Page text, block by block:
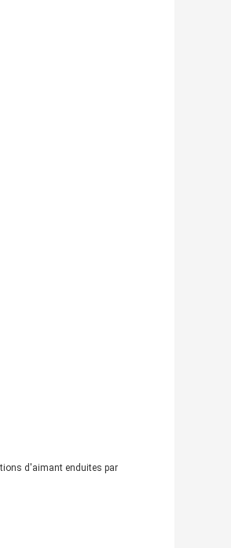
d'aimant enduites par